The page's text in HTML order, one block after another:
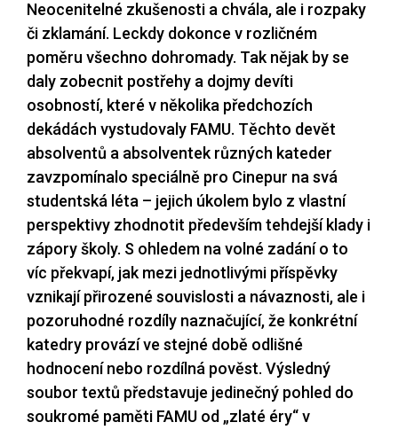
Neocenitelné zkušenosti a chvála, ale i rozpaky
či zklamání. Leckdy dokonce v rozličném
poměru všechno dohromady. Tak nějak by se
daly zobecnit postřehy a dojmy devíti
osobností, které v několika předchozích
dekádách vystudovaly FAMU. Těchto devět
absolventů a absolventek různých kateder
zavzpomínalo speciálně pro Cinepur na svá
studentská léta – jejich úkolem bylo z vlastní
perspektivy zhodnotit především tehdejší klady i
zápory školy. S ohledem na volné zadání o to
víc překvapí, jak mezi jednotlivými příspěvky
vznikají přirozené souvislosti a návaznosti, ale i
pozoruhodné rozdíly naznačující, že konkrétní
katedry provází ve stejné době odlišné
hodnocení nebo rozdílná pověst. Výsledný
soubor textů představuje jedinečný pohled do
soukromé paměti FAMU od „zlaté éry“ v